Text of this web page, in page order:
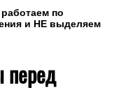
по
и НЕ выделяем
перед